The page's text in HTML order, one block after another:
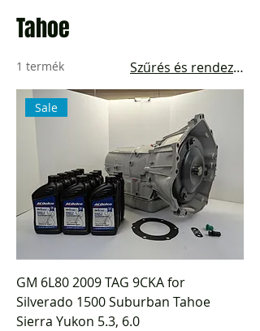
Tahoe
1 termék Szűrés és rendezés
Sale
GM 6L80 2009 TAG 9CKA for
Silverado 1500 Suburban Tahoe
Sierra Yukon 5.3, 6.0